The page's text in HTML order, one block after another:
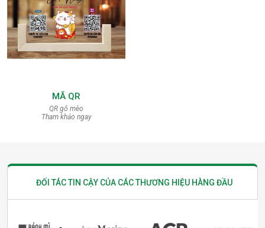
MÃ QR
QR gỗ mèo
Tham khảo ngay
ĐỐI TÁC TIN CẬY CỦA CÁCTHƯƠNG HIỆU HÀNG ĐẦU